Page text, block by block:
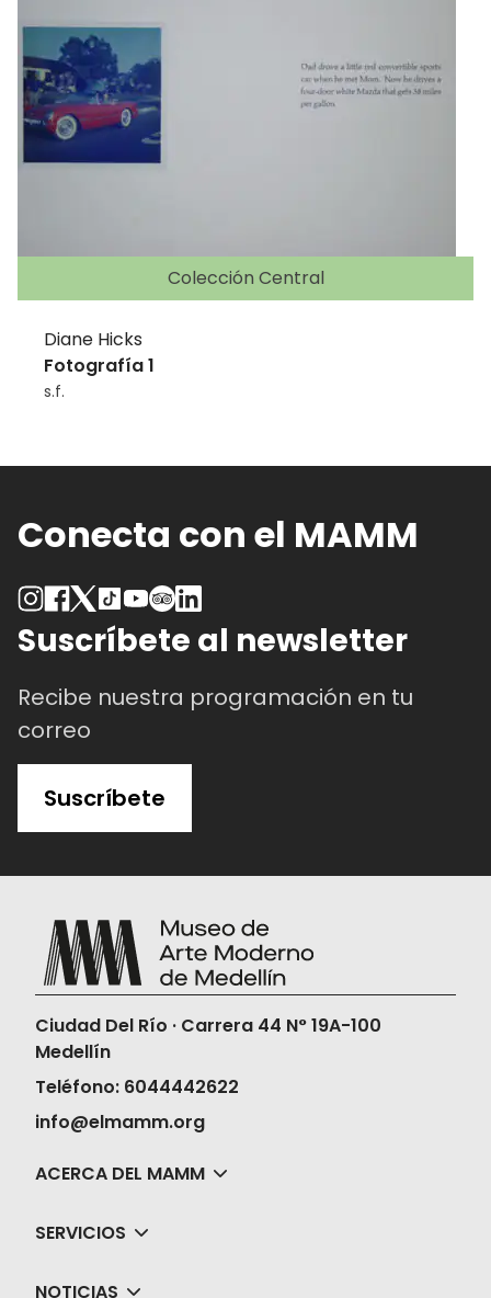
Colección Central
Diane Hicks
Fotografía 1
s.f.
Conecta con el MAMM
Suscríbete al newsletter
Recibe nuestra programación en tu
correo
Suscríbete
Ciudad Del Río · Carrera 44 N° 19A-100
Medellín
Teléfono: 6044442622
info@elmamm.org
ACERCA DEL MAMM
SERVICIOS
NOTICIAS